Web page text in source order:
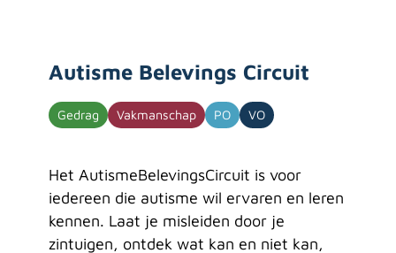
Autisme Belevings Circuit
Gedrag Vakmanschap PO VO
Het AutismeBelevingsCircuit is voor
iedereen die autisme wil ervaren en leren
kennen. Laat je misleiden door je
zintuigen, ontdek wat kan en niet kan,